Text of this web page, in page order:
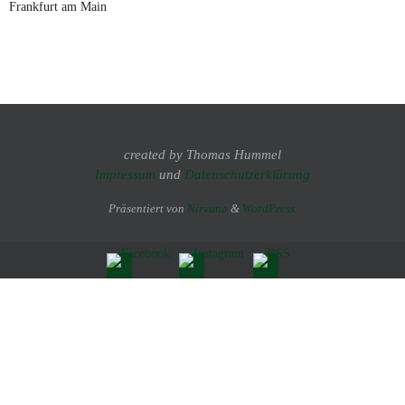
Frankfurt am Main
created by Thomas Hummel
Impressum und Datenschutzerklärung
Präsentiert von Nirvana & WordPress.